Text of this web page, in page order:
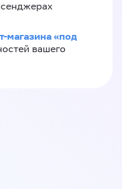
магазина «под
вашего